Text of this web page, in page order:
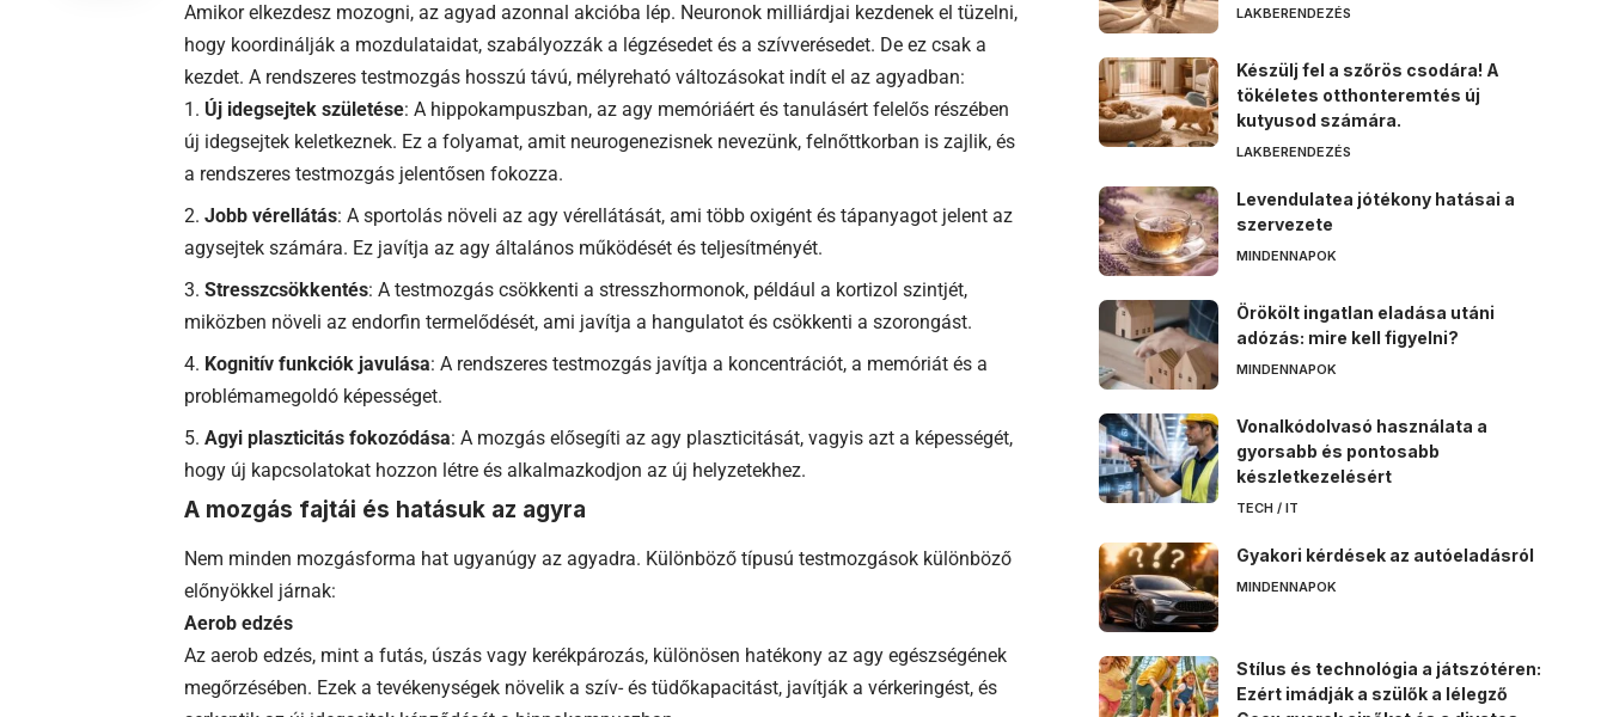
Amikor elkezdesz mozogni, az agyad azonnal akcióba lép. Neuronok milliárdjai kezdenek el tüzelni,
hogy koordinálják a mozdulataidat, szabályozzák a légzésedet és a szívverésedet. De ez csak a
kezdet. A rendszeres testmozgás hosszú távú, mélyreható változásokat indít el az agyadban:
Új idegsejtek születése: A hippokampuszban, az agy memóriáért és tanulásért felelős részében
új idegsejtek keletkeznek. Ez a folyamat, amit neurogenezisnek nevezünk, felnőttkorban is zajlik, és
a rendszeres testmozgás jelentősen fokozza.
Jobb vérellátás: A sportolás növeli az agy vérellátását, ami több oxigént és tápanyagot jelent az
agysejtek számára. Ez javítja az agy általános működését és teljesítményét.
Stresszcsökkentés: A testmozgás csökkenti a stresszhormonok, például a kortizol szintjét,
miközben növeli az endorfin termelődését, ami javítja a hangulatot és csökkenti a szorongást.
Kognitív funkciók javulása: A rendszeres testmozgás javítja a koncentrációt, a memóriát és a
problémamegoldó képességet.
Agyi plaszticitás fokozódása: A mozgás elősegíti az agy plaszticitását, vagyis azt a képességét,
hogy új kapcsolatokat hozzon létre és alkalmazkodjon az új helyzetekhez.
A mozgás fajtái és hatásuk az agyra
Nem minden mozgásforma hat ugyanúgy az agyadra. Különböző típusú testmozgások különböző
előnyökkel járnak:
Aerob edzés
Az aerob edzés, mint a futás, úszás vagy kerékpározás, különösen hatékony az agy egészségének
megőrzésében. Ezek a tevékenységek növelik a szív- és tüdőkapacitást, javítják a vérkeringést, és
LAKBERENDEZÉS
Készülj fel a szőrös csodára! A
tökéletes otthonteremtés új
kutyusod számára.
LAKBERENDEZÉS
Levendulatea jótékony hatásai a
szervezete
MINDENNAPOK
Örökölt ingatlan eladása utáni
adózás: mire kell figyelni?
MINDENNAPOK
Vonalkódolvasó használata a
gyorsabb és pontosabb
készletkezelésért
TECH / IT
Gyakori kérdések az autóeladásról
MINDENNAPOK
Stílus és technológia a játszótéren:
Ezért imádják a szülők a lélegző